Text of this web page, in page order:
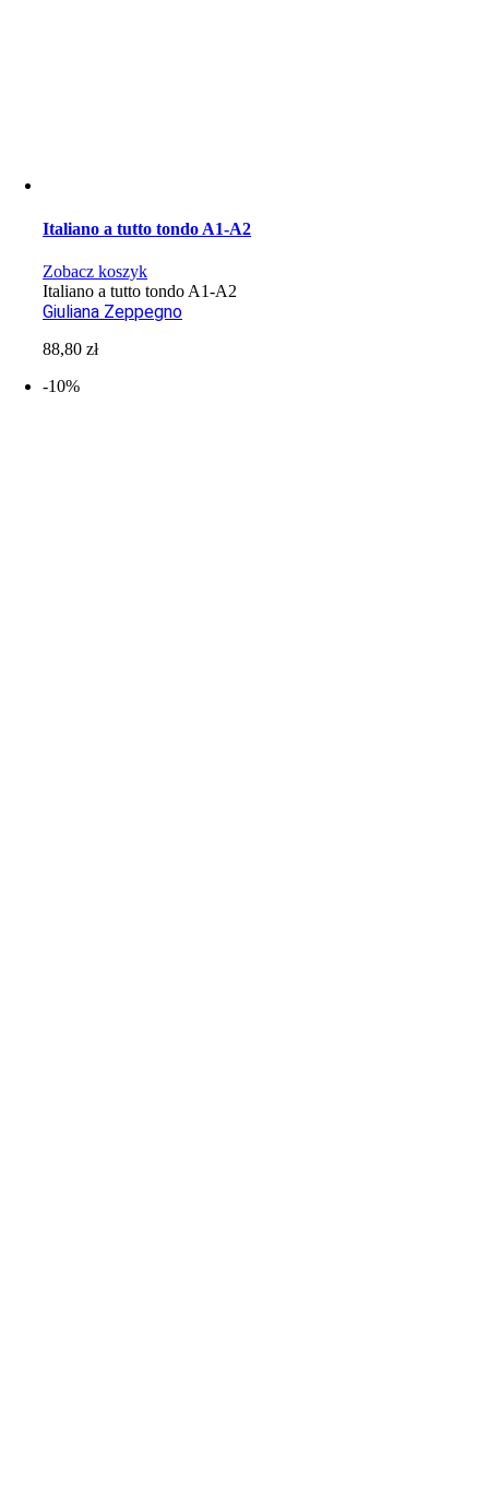
Italiano a tutto tondo A1-A2
Zobacz koszyk
Italiano a tutto tondo A1-A2
Giuliana Zeppegno
88,80zł
-10%